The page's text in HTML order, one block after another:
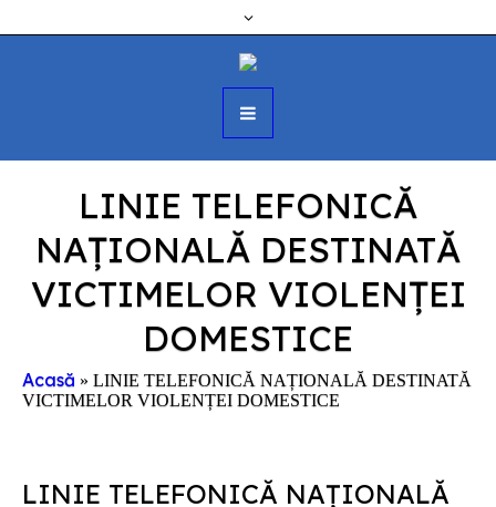
LINIE TELEFONICĂ
NAȚIONALĂ DESTINATĂ
VICTIMELOR VIOLENȚEI
DOMESTICE
Acasă » LINIE TELEFONICĂ NAȚIONALĂ DESTINATĂ
VICTIMELOR VIOLENȚEI DOMESTICE
LINIE TELEFONICĂ NAȚIONALĂ